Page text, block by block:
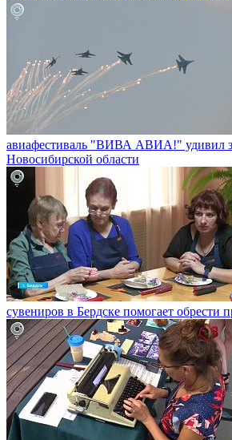
авиафестиваль "ВИВА АВИА!" удивил
Новосибирской области
сувениров в Бердске помогает обрести